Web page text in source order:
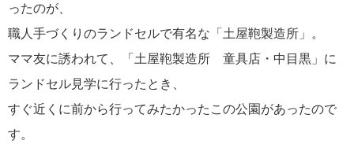
ったのが、
職人手づくりのランドセルで有名な「土屋鞄製造所」。
ママ友に誘われて、「土屋鞄製造所 童具店・中目黒」に
ランドセル見学に行ったとき、
すぐ近くに前から行ってみたかったこの公園があったので
す。